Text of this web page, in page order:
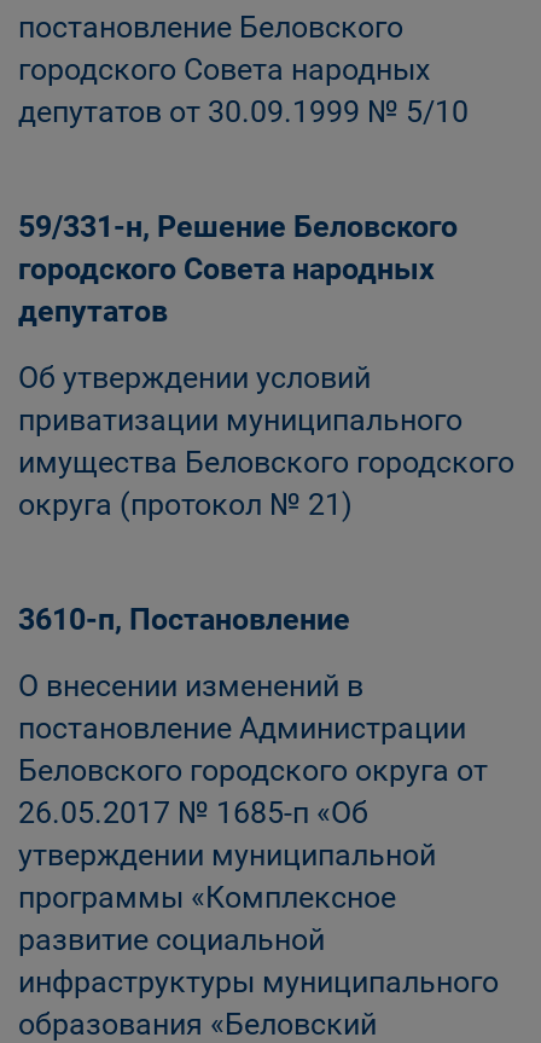
постановление Беловского
городского Совета народных
депутатов от 30.09.1999 № 5/10
59/331-н, Решение Беловского
городского Совета народных
депутатов
Об утверждении условий
приватизации муниципального
имущества Беловского городского
округа (протокол № 21)
3610-п, Постановление
О внесении изменений в
постановление Администрации
Беловского городского округа от
26.05.2017 № 1685-п «Об
утверждении муниципальной
программы «Комплексное
развитие социальной
инфраструктуры муниципального
образования «Беловский